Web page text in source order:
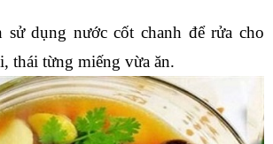
dụng nước cốt chanh để rửa cho
thái từng miếng vừa ăn.